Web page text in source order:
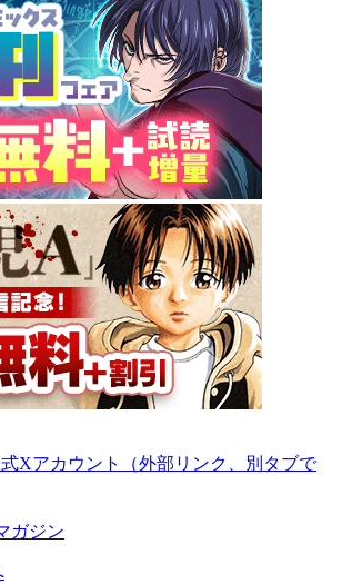
Xアカウント
（外部リンク、別タブで
ガジン